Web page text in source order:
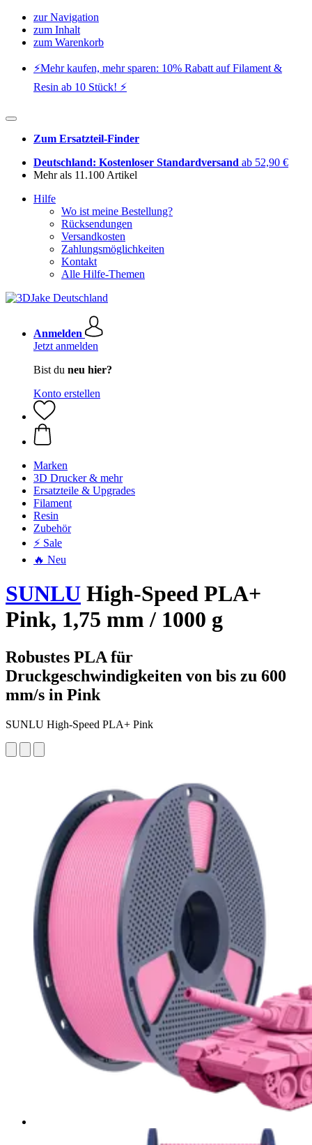
zur Navigation
zum Inhalt
zum Warenkorb
⚡️Mehr kaufen, mehr sparen: 10% Rabatt auf Filament &
Resin ab 10 Stück! ⚡️
Zum Ersatzteil-Finder
Deutschland: Kostenloser Standardversand ab 52,90 €
Mehr als 11.100 Artikel
Hilfe
Wo ist meine Bestellung?
Rücksendungen
Versandkosten
Zahlungsmöglichkeiten
Kontakt
Alle Hilfe-Themen
Anmelden
Jetzt anmelden
Bist du neu hier?
Konto erstellen
Marken
3D Drucker & mehr
Ersatzteile & Upgrades
Filament
Resin
Zubehör
⚡ Sale
🔥 Neu
SUNLU High-Speed PLA+
Pink, 1,75 mm / 1000 g
Robustes PLA für
Druckgeschwindigkeiten von bis zu 600
mm/s in Pink
SUNLU High-Speed PLA+ Pink